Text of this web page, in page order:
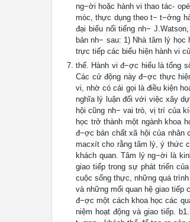
ng−ời hoặc hành vi thao tác-
móc, thực dụng theo t− t−ởng
đại biểu nổi tiếng nh−
bản nh− sau: 1) Nhà tâm lý
trực tiếp các biểu hiện hành vi
thể. Hành vi đ−ợc hiểu là tổng
Các cử động này đ−ợc thực
vi, nhờ có cái gọi là điều kiện
nghĩa lý luận đối với việc xây
hội cũng nh− vai trò, vị trí của
học trở thành một ngành khoa
đ−ợc bản chất xã hội của nhân
macxít cho rằng tâm lý, ý thức
khách quan. Tâm lý ng−ời là
giao tiếp trong sự phát triển
cuộc sống thực, những quá
và những mối quan hệ giao tiếp
đ−ợc một cách khoa học các
niệm hoạt động và giao tiếp.